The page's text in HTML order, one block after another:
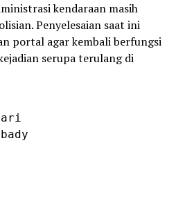
kendaraan masih
Penyelesaian saat ini
portal agar kembali berfungsi
serupa terulang di